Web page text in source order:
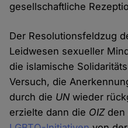
gesellschaftliche
Der Resolutionsfeldzug
Leidwesen sexueller
die islamische
Versuch, die
durch die UN wieder
erzielte dann die OIZden